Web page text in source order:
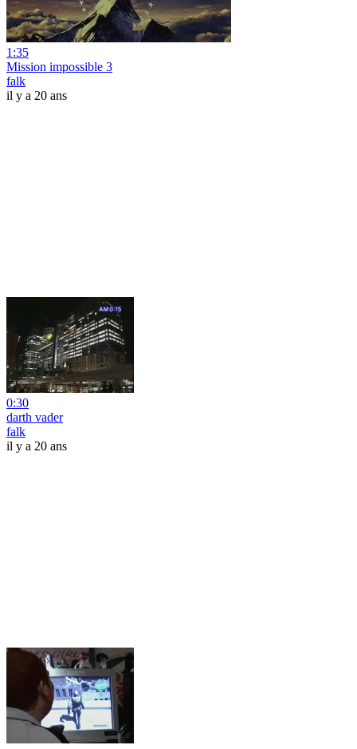
1:35
Mission impossible 3
falk
il y a 20 ans
0:30
darth vader
falk
il y a 20 ans